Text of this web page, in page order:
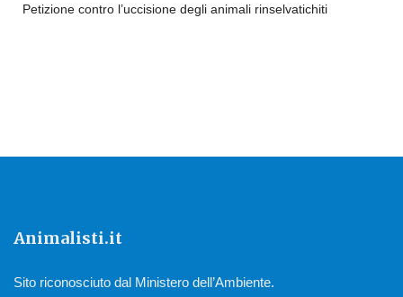
Petizione contro l’uccisione degli animali rinselvatichiti
Animalisti.it
Sito riconosciuto dal Ministero dell’Ambiente.